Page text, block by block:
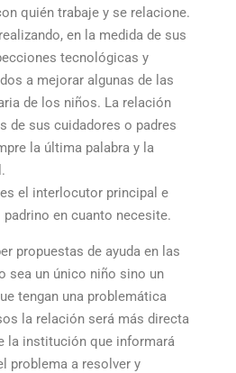
quién trabaje y se relacione.
en la medida de sus
tecnológicas y
a mejorar algunas de las
de los niños. La relación
de sus cuidadores o padres
la última palabra y la
el interlocutor principal e
en cuanto necesite.
propuestas de ayuda en las
sea un único niño sino un
tengan una problemática
la relación será más directa
la institución que informará
problema a resolver y